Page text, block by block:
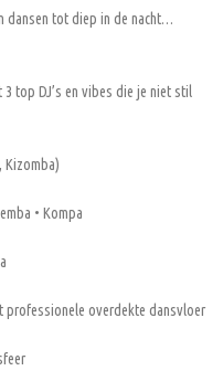
dansen tot diep in de nacht…
3 top DJ’s en vibes die je niet stil
Kizomba)
• Kompa
professionele overdekte dansvloer